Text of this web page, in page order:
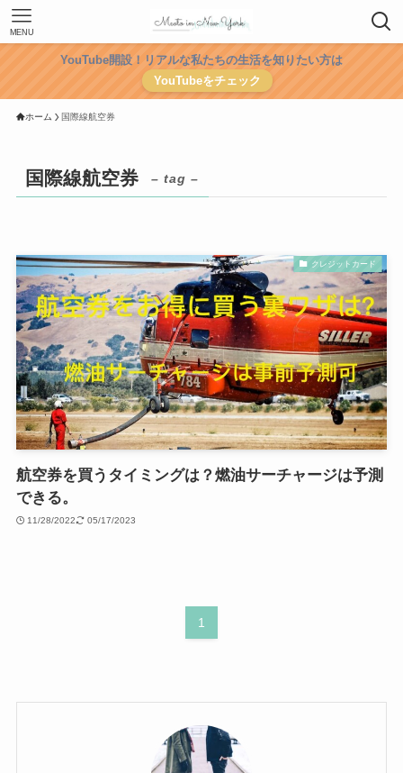
MENU
YouTube開設！リアルな私たちの生活を知りたい方は
YouTubeをチェック
ホーム 国際線航空券
国際線航空券 – tag –
クレジットカード
航空券を買うタイミングは？燃油サーチャージは予測
できる。
11/28/2022 05/17/2023
1